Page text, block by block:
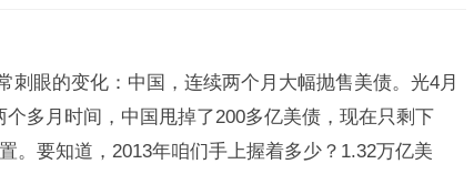
刺眼的变化：中国，连续两个月大幅抛售美债。光4月
多月时间，中国甩掉了200多亿美债，现在只剩下
。要知道，2013年咱们手上握着多少？1.32万亿美